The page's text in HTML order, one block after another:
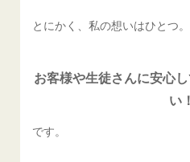
とにかく、私の想いはひとつ。
お客様や生徒さんに安心
い！
です。